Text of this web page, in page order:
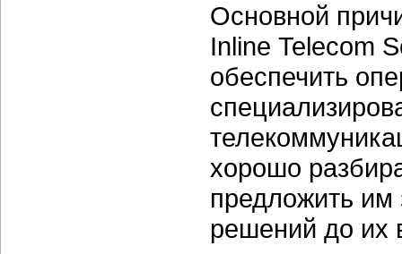
Основной
Inline Telecom
обеспечить
хорошо
предложить им
решений до их